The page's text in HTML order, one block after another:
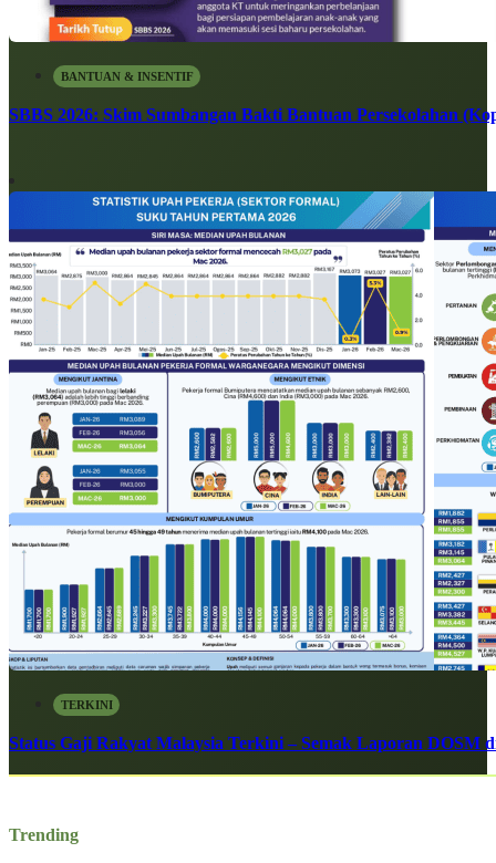
BANTUAN & INSENTIF
SBBS 2026: Skim Sumbangan Bakti Bantuan Persekolahan
TERKINI
Status Gaji Rakyat Malaysia Terkini – Semak Laporan DOSM
Trending